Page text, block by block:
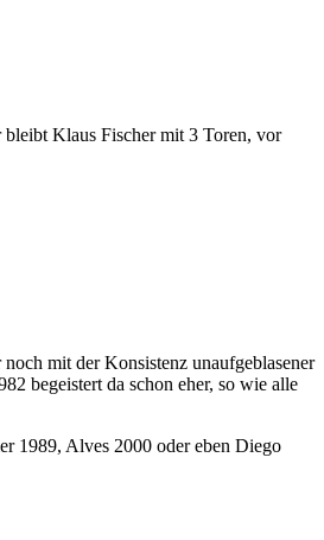
Klaus Fischer mit 3 Toren, vor
mit der Konsistenz unaufgeblasener
begeistert da schon eher, so wie alle
1989, Alves 2000 oder eben Diego